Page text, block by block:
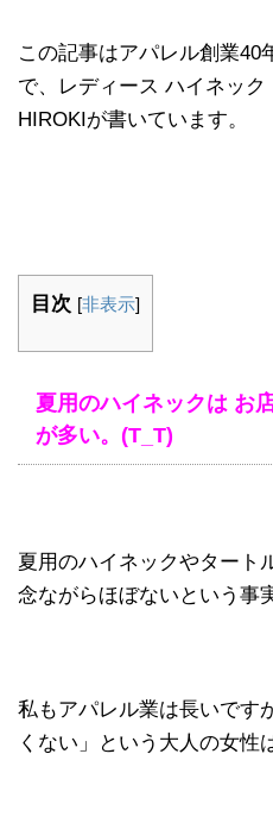
この記事はアパレル創業40
で、レディース ハイネッ
HIROKIが書いています。
目次 [非表示]
夏用のハイネックは お
が多い。(T_T)
夏用のハイネックやタート
念ながらほぼないという事
私もアパレル業は長いです
くない」という大人の女性